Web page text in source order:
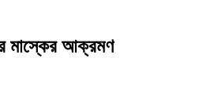
মাস্কের আক্রমণ